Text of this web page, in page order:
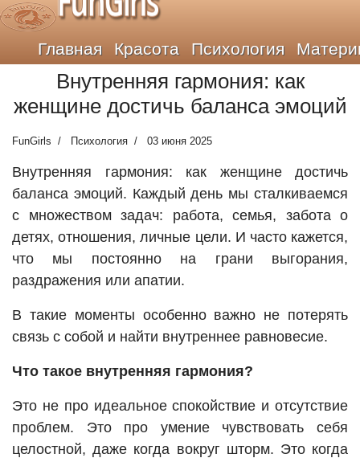
Главная Красота Психология
Внутренняя гармония: как
женщине достичь баланса эмоций
FunGirls Психология 03 июня 2025
Внутренняя гармония: как женщине достичь
баланса эмоций. Каждый день мы сталкиваемся
с множеством задач: работа, семья, забота о
детях, отношения, личные цели. И часто кажется,
что мы постоянно на грани выгорания,
раздражения или апатии.
В такие моменты особенно важно не потерять
связь с собой и найти внутреннее равновесие.
Что такое внутренняя гармония?
Это не про идеальное спокойствие и отсутствие
проблем. Это про умение чувствовать себя
целостной, даже когда вокруг шторм. Это когда